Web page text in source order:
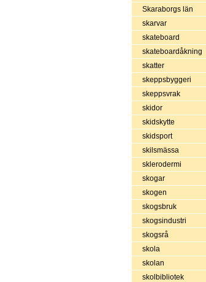
Skaraborgs län
skarvar
skateboard
skateboardåkning
skatter
skeppsbyggeri
skeppsvrak
skidor
skidskytte
skidsport
skilsmässa
sklerodermi
skogar
skogen
skogsbruk
skogsindustri
skogsrå
skola
skolan
skolbibliotek